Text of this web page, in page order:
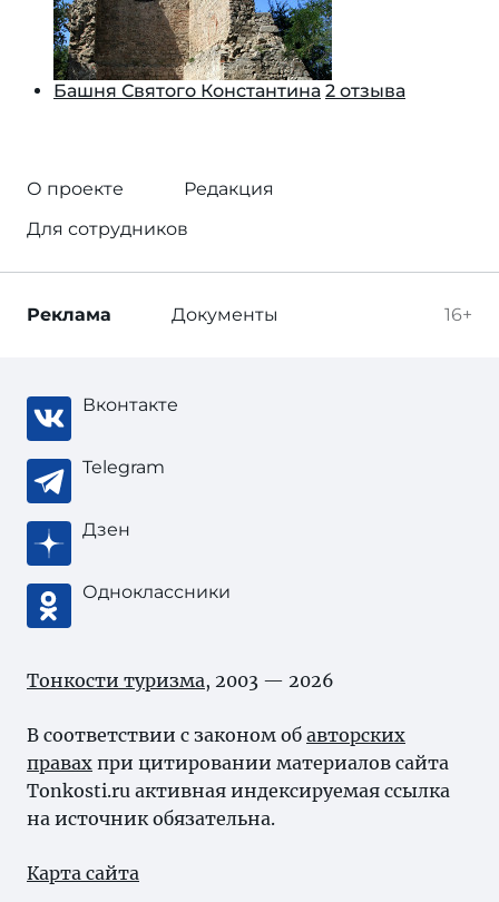
Башня Святого Константина 2 отзыва
О проекте
Редакция
Для сотрудников
16+
Реклама Документы
Вконтакте
Telegram
Дзен
Одноклассники
Тонкости туризма, 2003 — 2026
В соответствии с законом об авторских
правах при цитировании материалов сайта
Tonkosti.ru активная индексируемая ссылка
на источник обязательна.
Карта сайта